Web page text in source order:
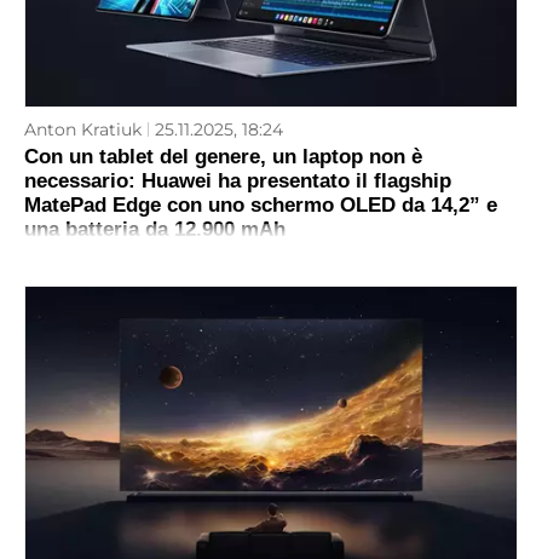
Anton Kratiuk 25.11.2025, 18:24
Con un tablet del genere, un laptop non è
necessario: Huawei ha presentato il flagship
MatePad Edge con uno schermo OLED da 14,2” e
una batteria da 12.900 mAh